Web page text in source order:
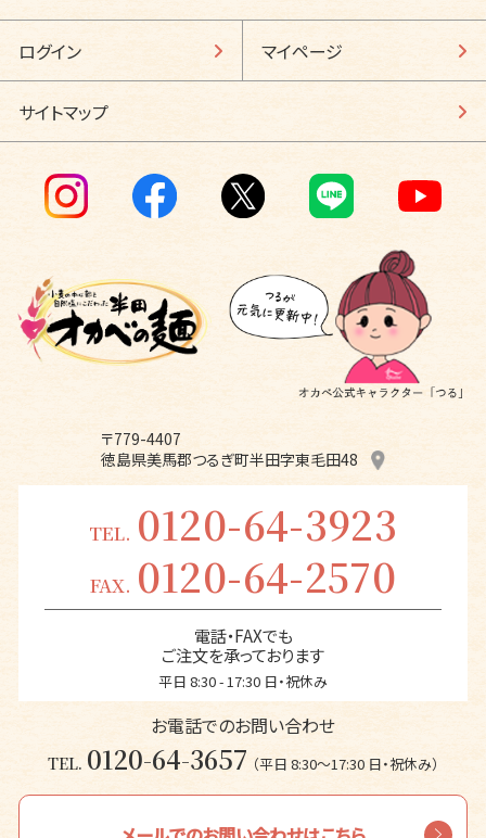
ログイン マイページ
サイトマップ
〒779-4407
徳島県美馬郡つるぎ町半田字東毛田48
TEL. 0120-64-3923
FAX. 0120-64-2570
電話・FAXでも
ご注文を承っております
平日 8:30 - 17:30 日・祝休み
お電話でのお問い合わせ
TEL. 0120-64-3657 （平日 8:30〜17:30 日・祝休み）